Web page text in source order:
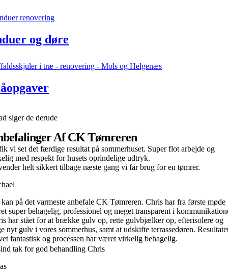
og døre
siger de derude
Af CK Tømreren
vi set det færdige resultat på sommerhuset. Super flot arbejde og
med respekt for husets oprindelige udtryk.
helt sikkert tilbage næste gang vi får brug for en tømrer.
kan på det varmeste anbefale CK Tømreren. Chris har fra første møde
super behagelig, professionel og meget transparent i
har stået for at brække gulv op, rette gulvbjælker op, efterisolere og
nyt gulv i vores sommerhus, samt at udskifte terrassedøren.
fantastisk og processen har været virkelig behagelig.
tak for god behandling Chris